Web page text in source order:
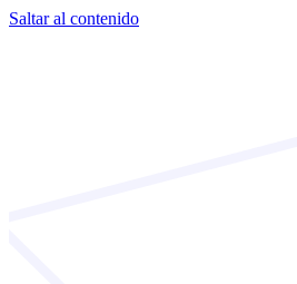
Saltar al contenido